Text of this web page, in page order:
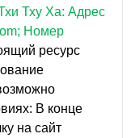
Тху Ха: Адрес
Номер
ресурс
В конце
на сайт